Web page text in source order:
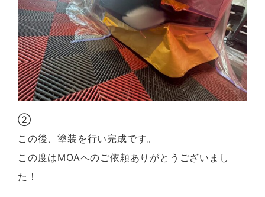
②
この後、塗装を行い完成です。
この度はMOAへのご依頼ありがとうございまし
た！